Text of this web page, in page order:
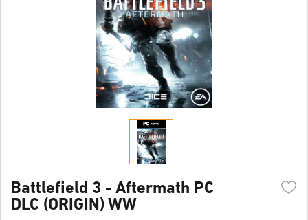
Battlefield 3 - Aftermath PC
DLC (ORIGIN) WW